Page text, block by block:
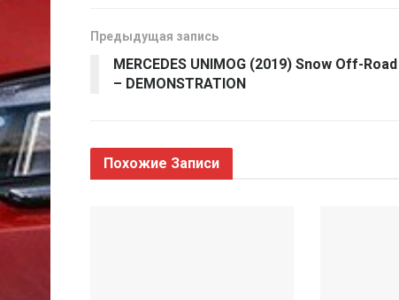
Предыдущая запись
MERCEDES UNIMOG (2019) Snow Off-Road
– DEMONSTRATION
Похожие Записи